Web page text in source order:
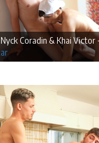
Coradin & Khai Victor